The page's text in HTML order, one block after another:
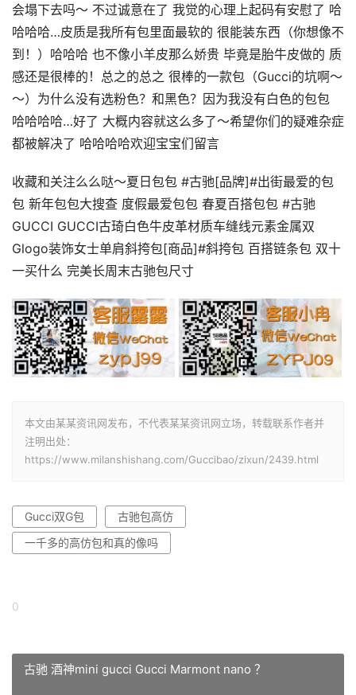
会塌下去吗～ 不过诚意在了 我觉的心理上起码有安慰了 哈
哈哈哈…皮质是我所有包里面最软的 很能装东西（你想像不
到！）哈哈哈 也不像小羊皮那么娇贵 毕竟是胎牛皮做的 质
感还是很棒的！总之的总之 很棒的一款包（Gucci的坑啊～
～）为什么没有选粉色？和黑色？因为我没有白色的包包
哈哈哈哈…好了 大概内容就这么多了～希望你们的疑难杂症
都被解决了 哈哈哈哈欢迎宝宝们留言
收藏和关注么么哒～夏日包包 #古驰[品牌]#出街最爱的包
包 新年包包大搜查 度假最爱包包 春夏百搭包包 #古驰
GUCCI GUCCI古琦白色牛皮革材质车缝线元素金属双
Glogo装饰女士单肩斜挎包[商品]#斜挎包 百搭链条包 双十
一买什么 完美长周末古驰包尺寸
本文由某某资讯网发布，不代表某某资讯网立场，转载联系作者并
注明出处：
https://www.milanshishang.com/Guccibao/zixun/2439.html
Gucci双G包
古驰包高仿
一千多的高仿包和真的像吗
0
古驰 酒神mini gucci Gucci Marmont nano ？